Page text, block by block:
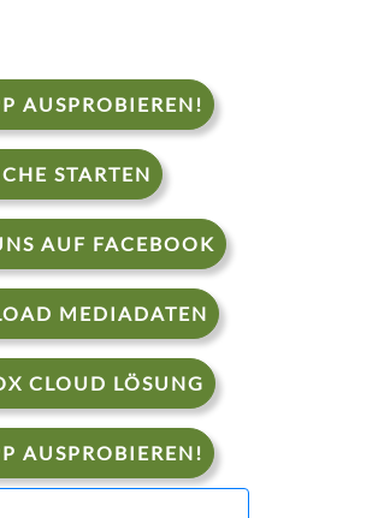
AUSPROBIEREN!
STARTEN
AUF FACEBOOK
MEDIADATEN
CLOUD LÖSUNG
AUSPROBIEREN!